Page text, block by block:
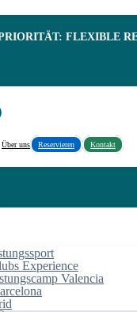
FLEXIBLE
Über uns Reservieren Kontakt
Experience
Valencia